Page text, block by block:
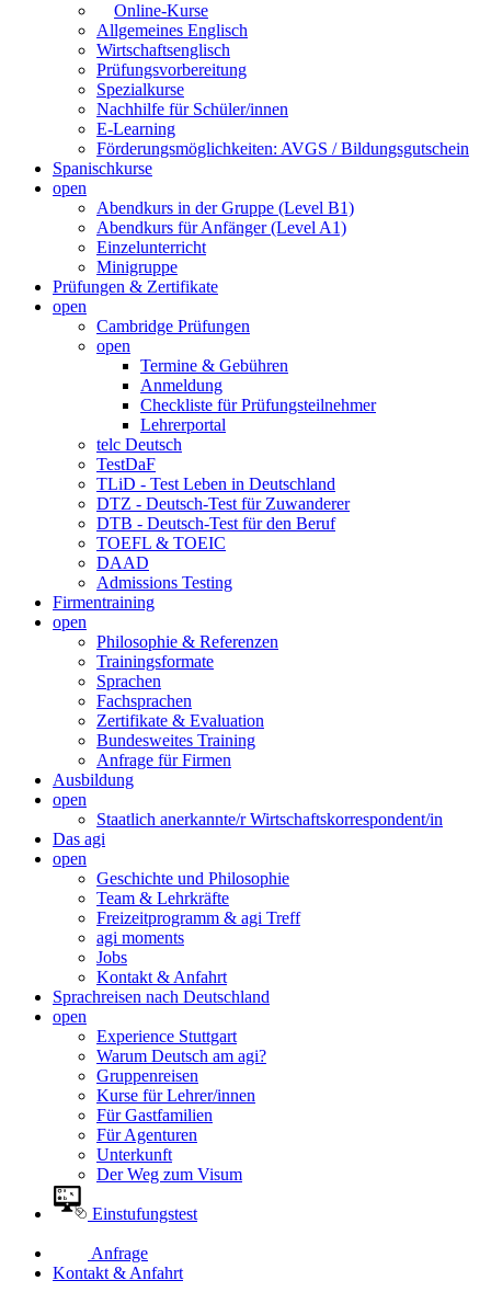
Online-Kurse
Allgemeines Englisch
Wirtschaftsenglisch
Prüfungsvorbereitung
Spezialkurse
Nachhilfe für Schüler/innen
E-Learning
Förderungsmöglichkeiten: AVGS / Bildungsgutschein
Spanischkurse
open
Abendkurs in der Gruppe (Level B1)
Abendkurs für Anfänger (Level A1)
Einzelunterricht
Minigruppe
Prüfungen & Zertifikate
open
Cambridge Prüfungen
open
Termine & Gebühren
Anmeldung
Checkliste für Prüfungsteilnehmer
Lehrerportal
telc Deutsch
TestDaF
TLiD - Test Leben in Deutschland
DTZ - Deutsch-Test für Zuwanderer
DTB - Deutsch-Test für den Beruf
TOEFL & TOEIC
DAAD
Admissions Testing
Firmentraining
open
Philosophie & Referenzen
Trainingsformate
Sprachen
Fachsprachen
Zertifikate & Evaluation
Bundesweites Training
Anfrage für Firmen
Ausbildung
open
Staatlich anerkannte/r Wirtschaftskorrespondent/in
Das agi
open
Geschichte und Philosophie
Team & Lehrkräfte
Freizeitprogramm & agi Treff
agi moments
Jobs
Kontakt & Anfahrt
Sprachreisen nach Deutschland
open
Experience Stuttgart
Warum Deutsch am agi?
Gruppenreisen
Kurse für Lehrer/innen
Für Gastfamilien
Für Agenturen
Unterkunft
Der Weg zum Visum
Einstufungstest
Anfrage
Kontakt & Anfahrt